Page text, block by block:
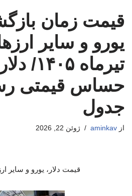
قیمت زمان
یورو و سایر
تیرماه
حساس قیمتی
جدول
از aminkav ژوئن 22, 2026
قیمت دلار، یورو و سایر